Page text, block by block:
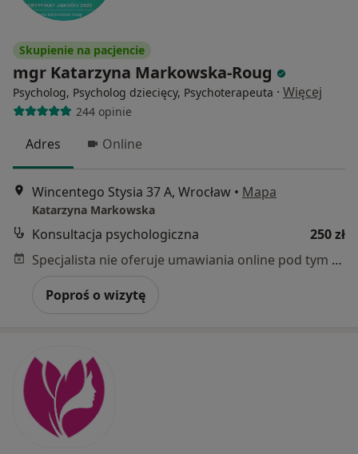
Skupienie na pacjencie
mgr Katarzyna Markowska-Roug
Psycholog, Psycholog dziecięcy, Psychoterapeuta · Więcej
244 opinie
Adres Online
Wincentego Stysia 37 A, Wrocław • Mapa
Katarzyna Markowska
Konsultacja psychologiczna
250 zł
Specjalista nie oferuje umawiania online pod tym adresem.
Poproś o wizytę